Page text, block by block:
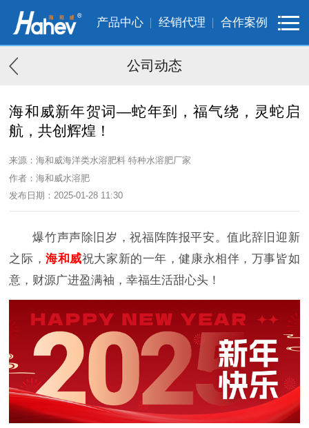
产品中心 经销代理 合作案例
公司动态
海和威新年贺词—蛇年到，福气绕，灵蛇启
航，共创辉煌！
来源：海和威海洋类水溶肥料 特种水溶肥厂家
作者：海和威水溶肥
发布日期：2025-01-28 11:30
爆竹声声除旧岁，祝福阵阵报平安。值此辞旧迎新
之际，海和威祝大家新的一年，健康永相伴，万事皆如
意，财源广进盈满袖，幸福生活甜心头！